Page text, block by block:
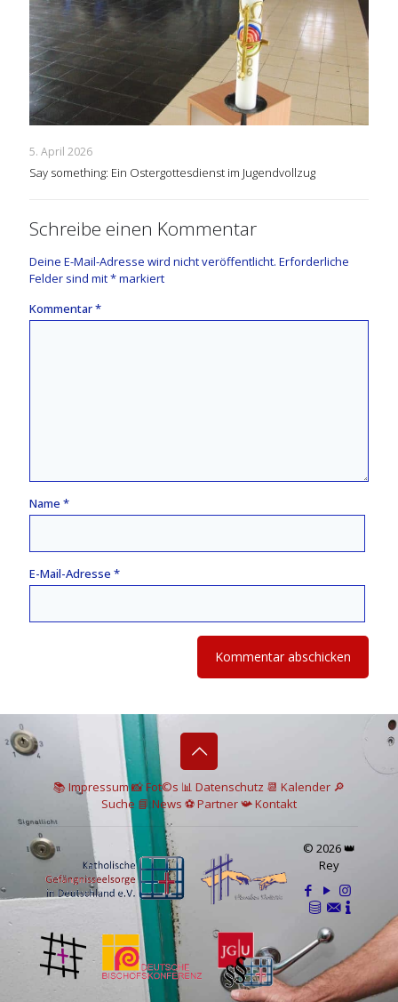
5. April 2026
Say something: Ein Ostergottesdienst im Jugendvollzug
Schreibe einen Kommentar
Deine E-Mail-Adresse wird nicht veröffentlicht. Erforderliche
Felder sind mit*markiert
Kommentar*
Name *
E-Mail-Adresse *
📚 Impressum📸Fot©s 📊 Datenschutz 📆 Kalender 🔎
Suche 📘 News ⚽Partner📯Kontakt
© 2026 👑
Rey